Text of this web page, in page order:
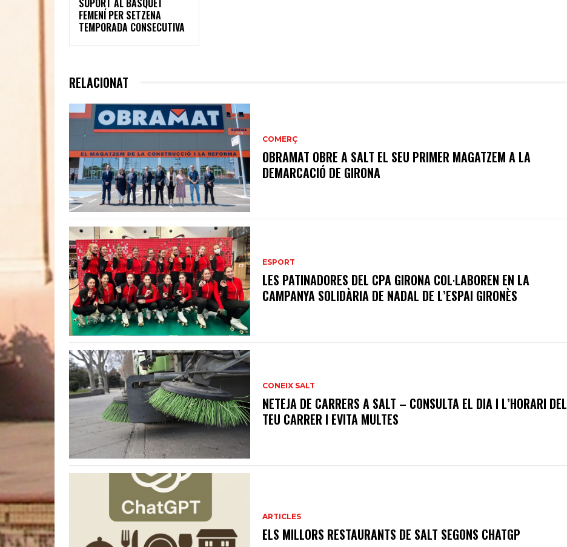
SUPORT AL BÀSQUET
FEMENÍ PER SETZENA
TEMPORADA CONSECUTIVA
RELACIONAT
COMERÇ
OBRAMAT OBRE A SALT EL SEU PRIMER MAGATZEM A LA
DEMARCACIÓ DE GIRONA
ESPORT
LES PATINADORES DEL CPA GIRONA COL·LABOREN EN LA
CAMPANYA SOLIDÀRIA DE NADAL DE L’ESPAI GIRONÈS
CONEIX SALT
NETEJA DE CARRERS A SALT – CONSULTA EL DIA I L’HORARI DEL
TEU CARRER I EVITA MULTES
ARTICLES
ELS MILLORS RESTAURANTS DE SALT SEGONS CHATGP